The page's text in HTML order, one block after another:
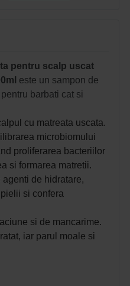
pentru scalp uscat
este un sampon de
barbati cat si
cu matreata uscata.
microbiomului
proliferarea bacteriilor
si formarea matretii.
agenti de hidratare,
si confera
si de mancarime.
iar parul moale si